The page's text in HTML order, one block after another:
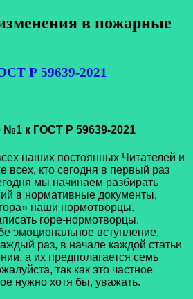
в пожарные
Р 59639-2021
№1 к ГОСТ Р 59639-2021
постоянных Читателей и
всех, кто сегодня в первый раз
мы начинаем разбирать
в нормативные документы,
наши нормотворцы.
горе-нормотворцы.
эмоциональное вступление,
раз, в начале каждой статьи
а их предполагается семь
так как это частное
нужно хотя бы, уважать.